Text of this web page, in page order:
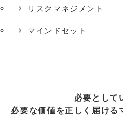
リスクマネジメント
マインドセット
必要として
必要な価値を正しく届ける